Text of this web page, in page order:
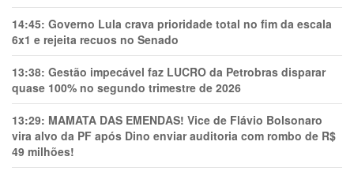
14:45: Governo Lula crava prioridade total no fim da escala
6x1 e rejeita recuos no Senado
13:38: Gestão impecável faz LUCRO da Petrobras disparar
quase 100% no segundo trimestre de 2026
13:29: MAMATA DAS EMENDAS! Vice de Flávio Bolsonaro
vira alvo da PF após Dino enviar auditoria com rombo de R$
49 milhões!